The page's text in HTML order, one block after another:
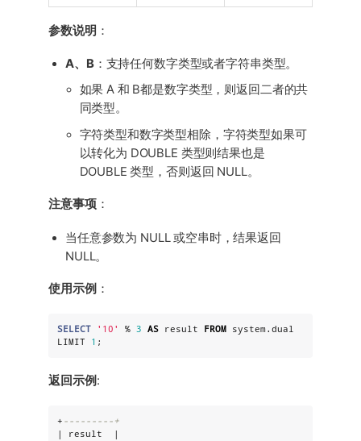
参数说明 ：
A、B：支持任何数字类型或者字符串类型。
如果 A 和 B都是数字类型，则返回二者的共
同类型。
字符类型和数字类型相除，字符类型如果可
以转化为 DOUBLE 类型则结果也是
DOUBLE 类型，否则返回 NULL。
注意事项：
当任意参数为 NULL 或空串时，结果返回
NULL。
使用示例 ：
SELECT ' 10 ' % 3 AS result FROM system.dual
LIMIT 1 ;
返回示例 :
+ ---------+
| result  |